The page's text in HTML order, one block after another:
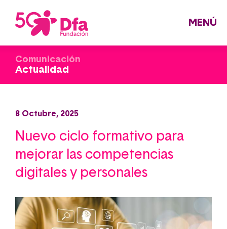
contenido
principal
MENÚ
Comunicación
Actualidad
8 Octubre, 2025
Nuevo ciclo formativo para
mejorar las competencias
digitales y personales